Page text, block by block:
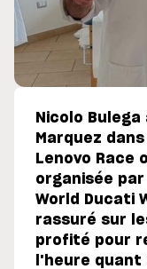
Nicolo
Marquez
Lenovo Race
organisée
World Ducati
rassuré sur
profité pour
l'heure